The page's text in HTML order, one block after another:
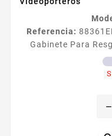
Referencia: 88361
Gabinete Para
Videoporteros
Gabinete
instalacioacuten
climaacuteticas
remove